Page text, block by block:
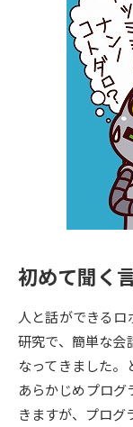
過去問題集
大学・短大以外
専門学校の資料請求
留学・進学関連、塾
大学入学共通テスト
配慮案内」の請求
幼稚園教員資格認定試
高等学校（情報）教
試験
初めて聞く
人と話ができる
研究で、簡単な会
なってきました。
あらかじめプロ
きますが、プログ